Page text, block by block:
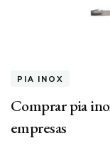
PIA INOX
Comprar pia
empresas